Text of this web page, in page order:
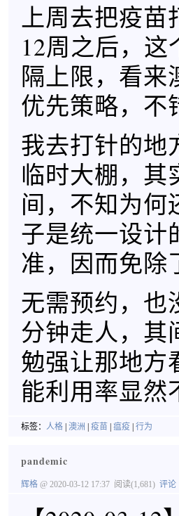
上周去把疫苗
12周之后，
隔上限，看来
优先策略，不
我去打针的地
临时大棚，其
间，不知为何
子是统一设计
准，因而免除
无需预约，也
分钟走人，其
勉强让那地方
能利用率显然
标签： 人格 澳洲 疫苗 瘟疫 行为
pandemic
辉格 @ 2020-03-12 17:37 阅读(1,681) 评论